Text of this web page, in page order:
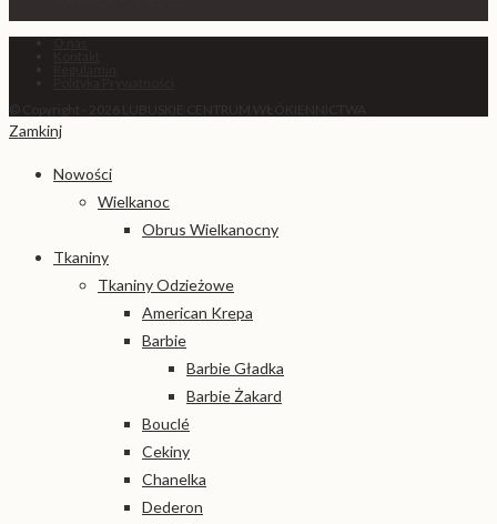
Zamkinj
Nowości
Wielkanoc
Obrus Wielkanocny
Tkaniny
Tkaniny Odzieżowe
American Krepa
Barbie
Barbie Gładka
Barbie Żakard
Bouclé
Cekiny
Chanelka
Dederon